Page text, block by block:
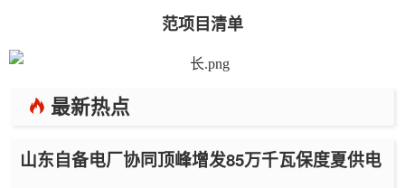
范项目清单
最新热点
山东自备电厂协同顶峰增发85万千瓦保度夏供电